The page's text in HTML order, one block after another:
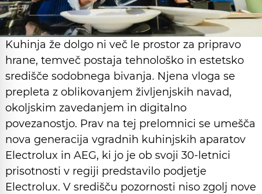
Kuhinja že dolgo ni več le prostor za pripravo
hrane, temveč postaja tehnološko in estetsko
središče sodobnega bivanja. Njena vloga se
prepleta z oblikovanjem življenjskih navad,
okoljskim zavedanjem in digitalno
povezanostjo. Prav na tej prelomnici se umešča
nova generacija vgradnih kuhinjskih aparatov
Electrolux in AEG, ki jo je ob svoji 30-letnici
prisotnosti v regiji predstavilo podjetje
Electrolux. V središču pozornosti niso zgolj nove